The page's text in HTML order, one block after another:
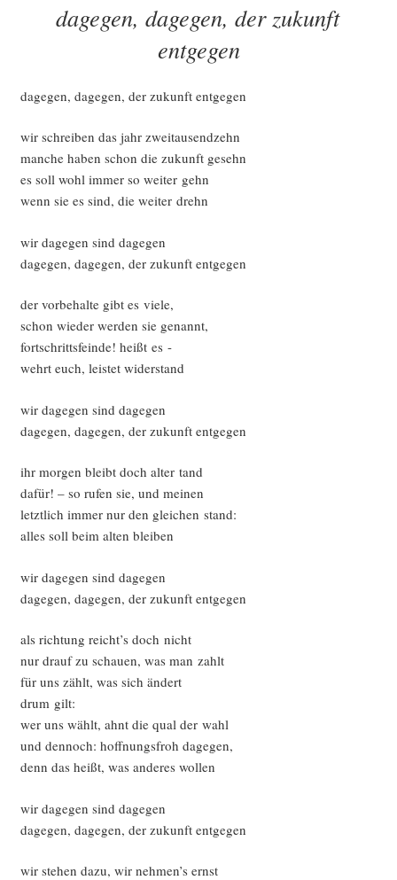
dagegen, dagegen, der zukunft
entgegen
dage­gen, dage­gen, der zukunft entgegen
wir schrei­ben das jahr zweitausendzehn
man­che haben schon die zukunft gesehn
es soll wohl immer so wei­ter gehn
wenn sie es sind, die wei­ter drehn
wir dage­gen sind dagegen
dage­gen, dage­gen, der zukunft entgegen
der vor­be­hal­te gibt es viele,
schon wie­der wer­den sie genannt,
fort­schritts­fein­de! heißt es -
wehrt euch, leis­tet widerstand
wir dage­gen sind dagegen
dage­gen, dage­gen, der zukunft entgegen
ihr mor­gen bleibt doch alter tand
dafür! – so rufen sie, und meinen
letzt­lich immer nur den glei­chen stand:
alles soll beim alten bleiben
wir dage­gen sind dagegen
dage­gen, dage­gen, der zukunft entgegen
als rich­tung reicht’s doch nicht
nur drauf zu schau­en, was man zahlt
für uns zählt, was sich ändert
drum gilt:
wer uns wählt, ahnt die qual der wahl
und den­noch: hoff­nungs­froh dagegen,
denn das heißt, was ande­res wollen
wir dage­gen sind dagegen
dage­gen, dage­gen, der zukunft entgegen
wir ste­hen dazu, wir nehmen’s ernst